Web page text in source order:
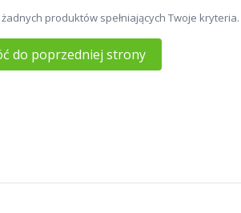
produktów spełniających Twoje kryteria.
do poprzedniej strony